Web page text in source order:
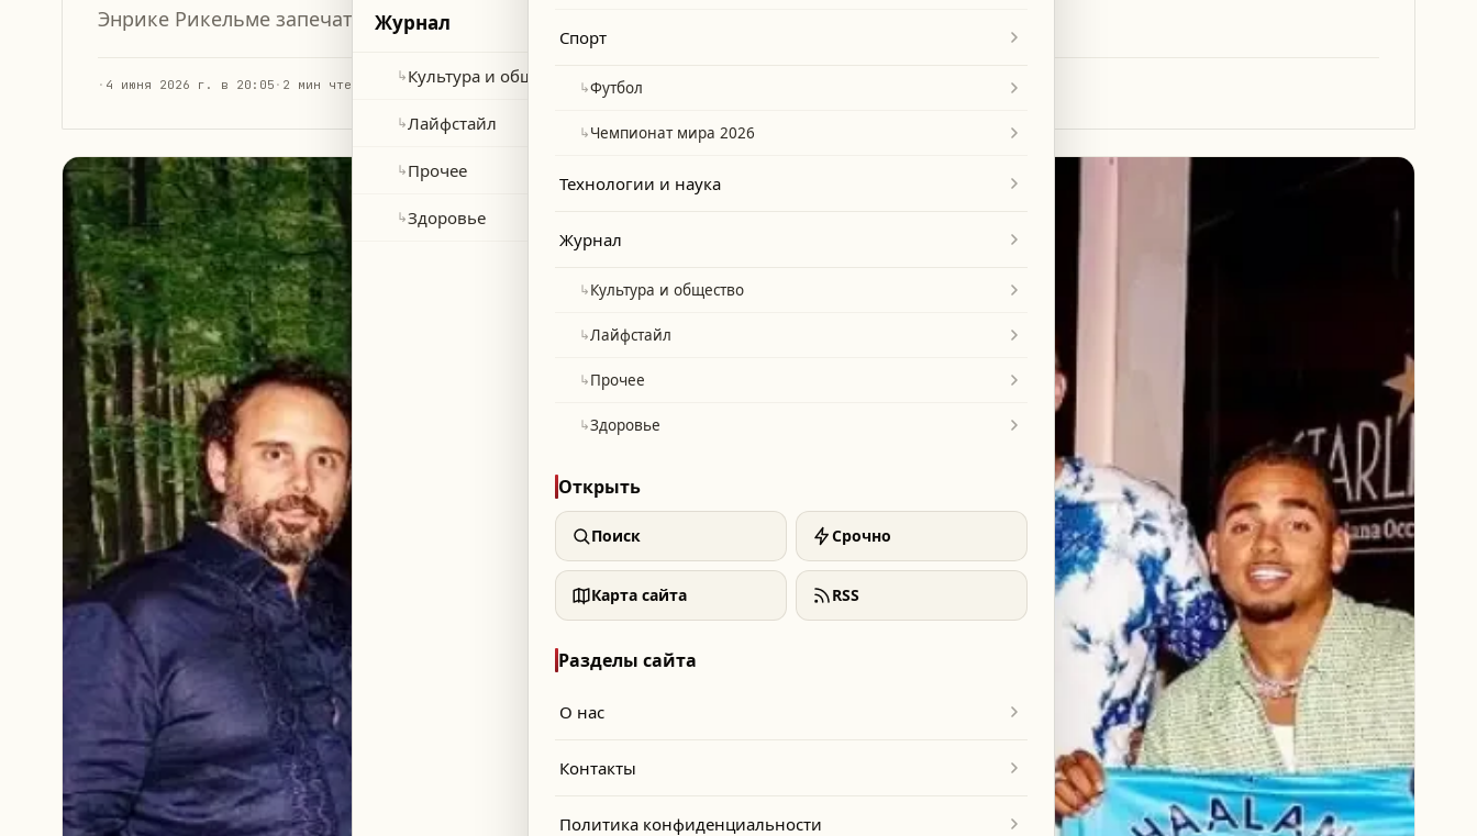
Энрике Рикельме запечатлен вместе с Эрлингом Холандом.
· 4 июня 2026 г. в 20:05 · 2 мин чтения
Журнал
↳Культура и общество
↳Лайфстайл
↳Прочее
↳Здоровье
Спорт
↳Футбол
↳Чемпионат мира 2026
Технологии и наука
Журнал
↳Культура и общество
↳Лайфстайл
↳Прочее
↳Здоровье
Открыть
Поиск Срочно
Карта сайта RSS
Разделы сайта
О нас
Контакты
Политика конфиденциальности